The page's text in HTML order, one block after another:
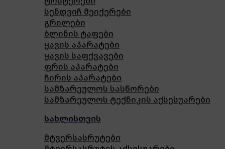
სენდვიჩ მეიქერები
გრილები
ბლინის ტაფები
ყავის აპარატები
ყავის საფქვავები
ფრის აპარატები
ჩირის აპარატები
სამზარეულოს სასწორები
სამზარეულოს ტექნიკის აქსესუარები
სახლისთვის
მტვერსასრუტები